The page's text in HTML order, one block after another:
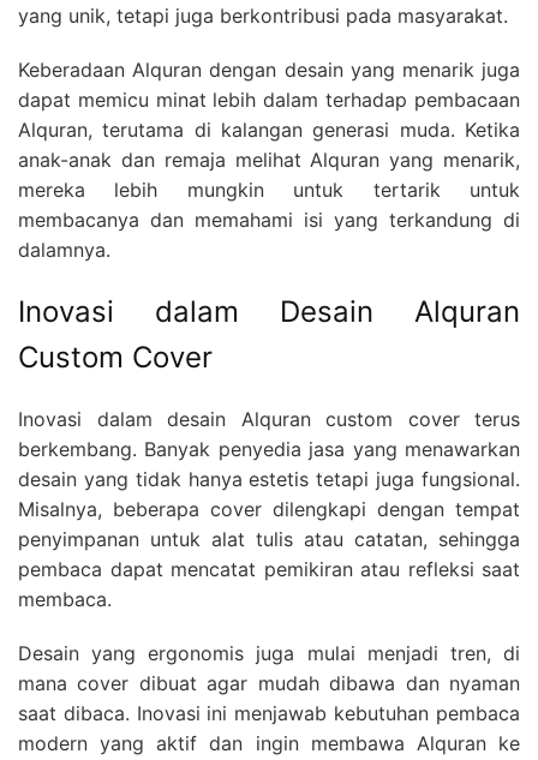
yang unik, tetapi juga berkontribusi pada masyarakat.
Keberadaan Alquran dengan desain yang menarik juga
dapat memicu minat lebih dalam terhadap pembacaan
Alquran, terutama di kalangan generasi muda. Ketika
anak-anak dan remaja melihat Alquran yang menarik,
mereka lebih mungkin untuk tertarik untuk
membacanya dan memahami isi yang terkandung di
dalamnya.
Inovasi dalam Desain Alquran
Custom Cover
Inovasi dalam desain Alquran custom cover terus
berkembang. Banyak penyedia jasa yang menawarkan
desain yang tidak hanya estetis tetapi juga fungsional.
Misalnya, beberapa cover dilengkapi dengan tempat
penyimpanan untuk alat tulis atau catatan, sehingga
pembaca dapat mencatat pemikiran atau refleksi saat
membaca.
Desain yang ergonomis juga mulai menjadi tren, di
mana cover dibuat agar mudah dibawa dan nyaman
saat dibaca. Inovasi ini menjawab kebutuhan pembaca
modern yang aktif dan ingin membawa Alquran ke